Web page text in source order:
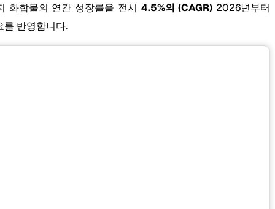
화합물의 연간 성장률을 전시 4.5%의 (CAGR) 2026년부터
반영합니다.